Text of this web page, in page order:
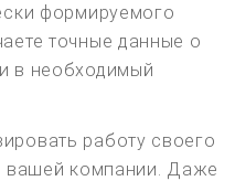
формируемого
точные данные о
в необходимый
работу своего
вашей компании. Даже